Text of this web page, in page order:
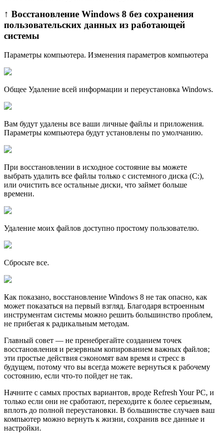
↑ Восстановление Windows 8 без сохранения
пользовательских данных из работающей
системы
Параметры компьютера. Изменения параметров компьютера
Общее Удаление всей информации и переустановка Windows.
Вам будут удалены все ваши личные файлы и приложения.
Параметры компьютера будут установлены по умолчанию.
При восстановлении в исходное состояние вы можете
выбрать удалить все файлы только с системного диска (C:),
или очистить все остальные диски, что займет больше
времени.
Удаление моих файлов доступно простому пользователю.
Сбросьте все.
Как показано, восстановление Windows 8 не так опасно, как
может показаться на первый взгляд. Благодаря встроенным
инструментам системы можно решить большинство проблем,
не прибегая к радикальным методам.
Главный совет — не пренебрегайте созданием точек
восстановления и резервным копированием важных файлов;
эти простые действия сэкономят вам время и стресс в
будущем, потому что вы всегда можете вернуться к рабочему
состоянию, если что-то пойдет не так.
Начните с самых простых вариантов, вроде Refresh Your PC, и
только если они не сработают, переходите к более серьезным,
вплоть до полной переустановки. В большинстве случаев ваш
компьютер можно вернуть к жизни, сохранив все данные и
настройки.